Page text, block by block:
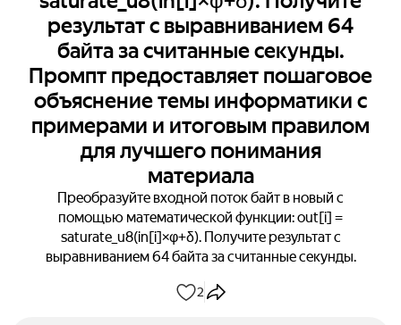
результат с выравниванием 64
байта за считанные секунды.
Промпт предоставляет пошаговое
объяснение темы информатики с
примерами и итоговым правилом
для лучшего понимания
материала
Преобразуйте входной поток байт в новый с
помощью математической функции: out[i] =
saturate_u8(in[i]×φ+δ). Получите результат с
выравниванием 64 байта за считанные секунды.
2